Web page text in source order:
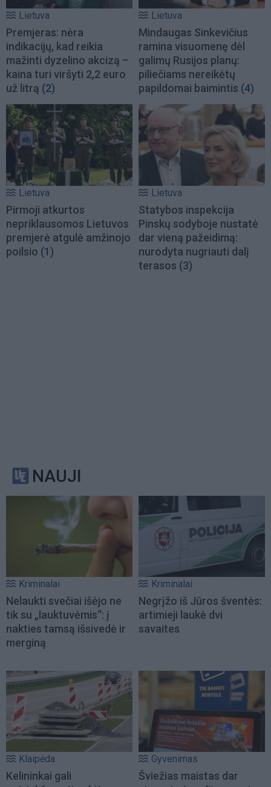
Lietuva
Premjeras: nėra
indikacijų, kad reikia
mažinti dyzelino akcizą –
kaina turi viršyti 2,2 euro
už litrą (2)
Lietuva
Mindaugas Sinkevičius
ramina visuomenę dėl
galimų Rusijos planų:
piliečiams nereikėtų
papildomai baimintis (4)
Lietuva
Pirmoji atkurtos
nepriklausomos Lietuvos
premjerė atgulė amžinojo
poilsio (1)
Lietuva
Statybos inspekcija
Pinskų sodyboje nustatė
dar vieną pažeidimą:
nurodyta nugriauti dalį
terasos (3)
NAUJI
Kriminalai
Nelaukti svečiai išėjo ne
tik su „lauktuvėmis“: į
nakties tamsą išsivedė ir
merginą
Kriminalai
Negrįžo iš Jūros šventės:
artimieji laukė dvi
savaites
Klaipėda
Kelininkai gali
Gyvenimas
Šviežias maistas dar